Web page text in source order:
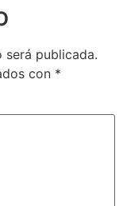
publicada.
con *